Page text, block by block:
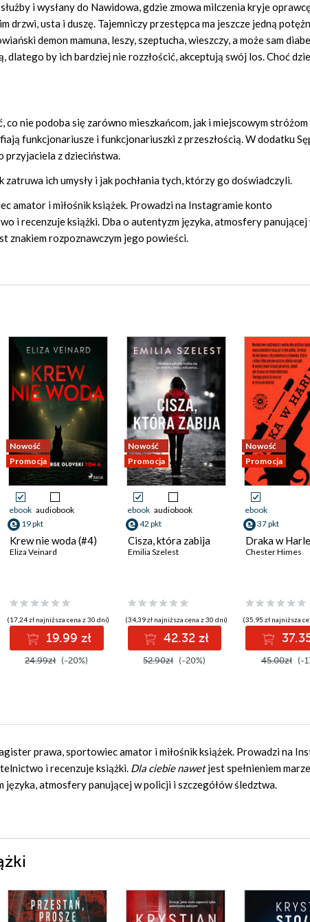
i wysłany do Nawidowa, gdzie zmowa milczenia kryje
drzwi, usta i duszę. Tajemniczy przestępca ma jeszcze jedną
demon mamuna, leszy, szeptucha, wieszczy, a może sam
dlatego by ich bardziej nie rozzłościć, akceptują swój los. Choć
co nie podoba się zarówno mieszkańcom, jak i miejscowym
funkcjonariusze i funkcjonariuszki z przeszłością. W dodatku
przyjaciela z dzieciństwa.
zatruwa ich umysły i jak pochłania tych, którzy go doświadczyli.
amator i miłośnik książek. Prowadzi na Instagramie konto
i recenzuje książki. Dba o autentyzm języka, atmosfery
znakiem rozpoznawczym jego powieści.
Nowość
Promocja
ebook audiobook
19 pkt
Krew nie woda (#4)
Eliza Veinard
(17,24 zł najniższa cena z 30 dni)
19.99 zł
24.99zł (-20%)
Nowość
Promocja
ebook audiobook
42 pkt
Cisza, która zabija
Emilia Szelest
(34,39 zł najniższa cena z 30 dni)
42.32 zł
52.90zł (-20%)
Nowość
Promocja
ebook
37 pkt
Draka w
Chester Himes
(35,95 zł najniższa
45.00zł (-
prawa, sportowiec amator i miłośnik książek. Prowadzi na
i recenzuje książki. Dla ciebie nawetjest spełnieniem
języka, atmosfery panującej w policji i szczegółów śledztwa.